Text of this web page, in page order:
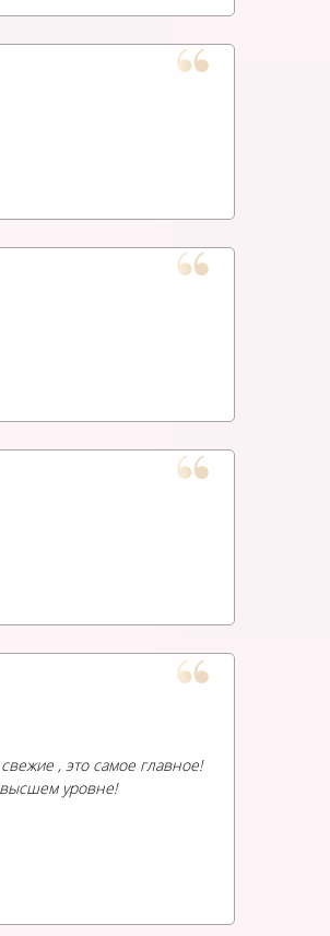
, это самое главное!
уровне!